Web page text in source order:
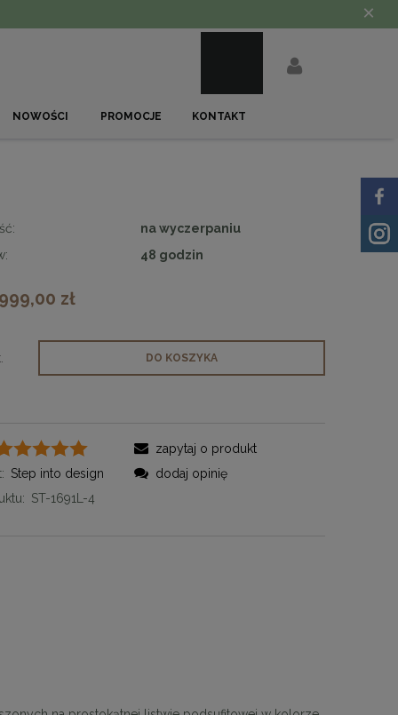
×
NOWOŚCI PROMOCJE KONTAKT
na wyczerpaniu
48 godzin
zł
DO KOSZYKA
Step into design
ST-1691L-4
zapytaj o produkt
dodaj opinię